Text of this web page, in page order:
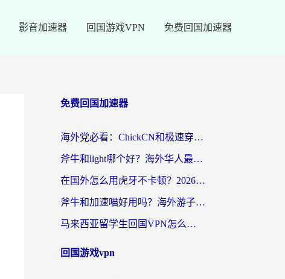
影音加速器 回国游戏VPN 免费回国加速器
免费回国加速器
海外党必看：ChickCN和极速穿梭VPN好用吗？3招教你选对回国加速器无缝刷国内资源
斧牛和light哪个好？海外华人最关心的回国加速器选择难题，一篇讲透
在国外怎么用虎牙不卡顿？2026海外华人亲测有效的回国加速器选择指南
斧牛和加速喵好用吗？海外游子的真实选择困境
马来西亚留学生回国VPN怎么选？3个避坑点+1款实测好用的加速器推荐
回国游戏vpn